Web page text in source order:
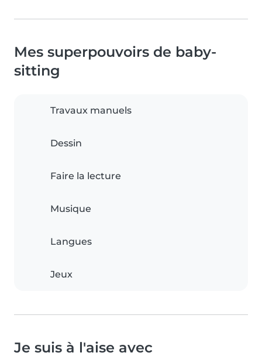
Mes superpouvoirs de baby-
sitting
Travaux manuels
Dessin
Faire la lecture
Musique
Langues
Jeux
Je suis à l'aise avec